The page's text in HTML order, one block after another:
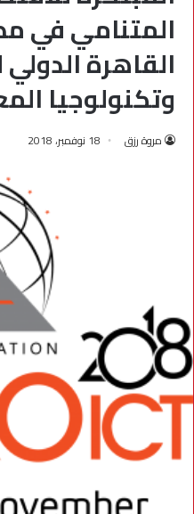
المتنامي في
القاهرة الدولي
وتكنولوجيا
مروة رزق 18 نوفمبر، 2018